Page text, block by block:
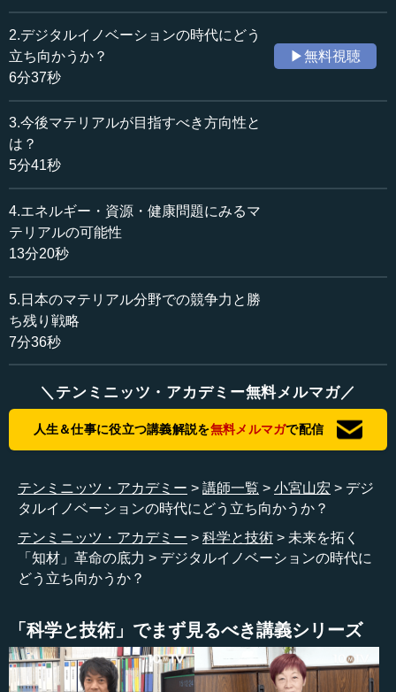
≪全文≫
●デジタルイノベーションの時代にどう立ち向かうか
れた時間ではありますが、五つのポイントに関する鼎談と
して議論させていただきたいと思います。
一つ目は、デジタルイノベーションとの関係についてで
す。二つ目に、マテリアルへの期待はどうあるべきか。三
つ目に、マテリアルがリードする社会課題の解決はどうい
う姿になるのか。最後の二つで現実的な話に入り、四つ目
が日本におけるマテリアルの競争力をわれわれはどう見れ
ばいいのか。最後に、日本の勝ち残り戦略はどうあるべき
か、という点についてです。順次議論させていただければ
と思いますので、よろしくお願いします。
いわれていて、「アトムからビットへ」という言い方も、
よくされます。でもやはりわれわれは、再びアトムに注目
しないと、次のステージにはどうしても行けないという仮
か。
●MGIのアメリカに、日本は遅れを取っていない
を超過してしまったようなので、簡潔にいきたいと思いま
す。その中では、「マテリアルズインテグレーション
（MI）」はまさに材料開発にビットを導入しないといけな
いという話をさせていただきました。
2.デジタルイノベーションの時代にどう
立ち向かうか？
6分37秒
▶無料視聴
3.今後マテリアルが目指すべき方向性と
は？
5分41秒
4.エネルギー・資源・健康問題にみるマ
テリアルの可能性
13分20秒
5.日本のマテリアル分野での競争力と勝
ち残り戦略
7分36秒
＼テンミニッツ・アカデミー無料メルマガ／
人生＆仕事に役立つ講義解説を無料メルマガで配信
テンミニッツ・アカデミー 講師一覧 小宮山宏
デジ
タルイノベーションの時代にどう立ち向かうか？
テンミニッツ・アカデミー
科学と技術
未来を拓く
「知材」革命の底力
デジタルイノベーションの時代に
どう立ち向かうか？
「科学と技術」でまず見るべき講義シリーズ